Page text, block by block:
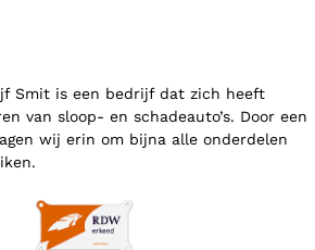
Smit is een bedrijf dat zich heeft
van sloop- en schadeauto’s. Door een
wij erin om bijna alle onderdelen